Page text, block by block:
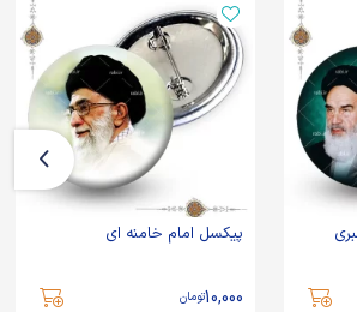
پیکسل امام خامنه ای
10,000تومان